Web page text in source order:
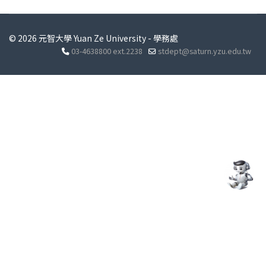
© 2026 元智大學 Yuan Ze University - 學務處
03-4638800 ext.2238 stdept@saturn.yzu.edu.tw